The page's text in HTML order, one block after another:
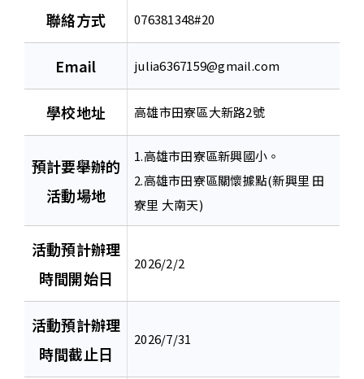
聯絡方式 076381348#20
Email julia6367159@gmail.com
學校地址 高雄市田寮區大新路2號
預計要舉辦的
活動場地
1.高雄市田寮區新興國小。
2.高雄市田寮區關懷據點(新興里 田
寮里 大南天)
活動預計辦理
時間開始日
2026/2/2
活動預計辦理
時間截止日
2026/7/31